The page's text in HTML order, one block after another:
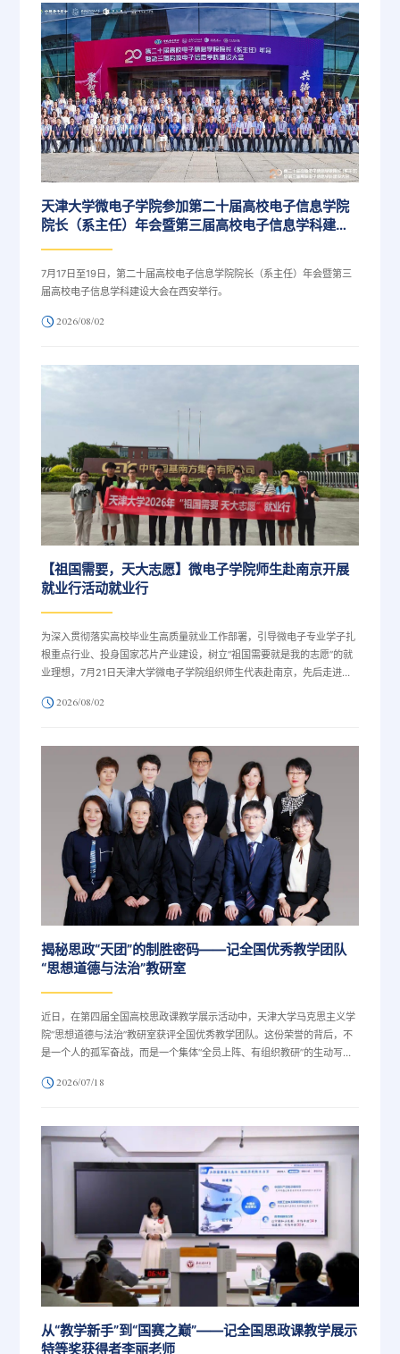
天津大学微电子学院参加第二十届高校电子信息学院
院长（系主任）年会暨第三届高校电子信息学科建设
7月17日至19日，第二十届高校电子信息学院院长（系主任）年会暨第三
届高校电子信息学科建设大会在西安举行。
2026/08/02
【祖国需要，天大志愿】微电子学院师生赴南京开展
就业行活动就业行
为深入贯彻落实高校毕业生高质量就业工作部署，引导微电子专业学子扎
根重点行业、投身国家芯片产业建设，树立“祖国需要就是我的志愿”的就
业理想，7月21日天津大学微电子学院组织师生代表赴南京，先后走进南
展“祖国需要，天大志愿”专项就业行调研活动，通过实地观摩、深度座
2026/08/02
揭秘思政“天团”的制胜密码——记全国优秀教学团队
“思想道德与法治”教研室
近日，在第四届全国高校思政课教学展示活动中，天津大学马克思主义学
院“思想道德与法治”教研室获评全国优秀教学团队。这份荣誉的背后，不
是一个人的孤军奋战，而是一个集体“全员上阵、有组织教研”的生动写
的累累硕果。“思想道德与法治”教研室是一个团结上进的集体。团队在学
国家一流本科课程”，团队成员包揽三大教学奖项：第二届、第四届全国
高校思政课教学展示活动特...
2026/07/18
从“教学新手”到“国赛之巅”——记全国思政课教学展示
特等奖获得者李丽老师